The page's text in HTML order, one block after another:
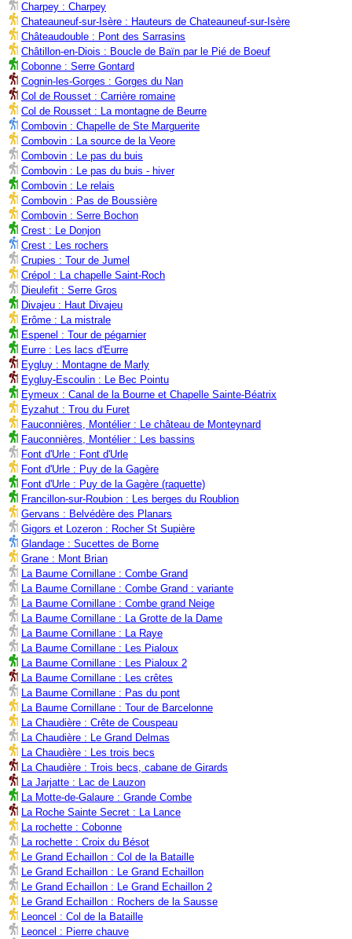
Charpey : Charpey
Chateauneuf-sur-Isère : Hauteurs de Chateauneuf-sur-Isère
Châteaudouble : Pont des Sarrasins
Châtillon-en-Diois : Boucle de Baïn par le Pié de Boeuf
Cobonne : Serre Gontard
Cognin-les-Gorges : Gorges du Nan
Col de Rousset : Carrière romaine
Col de Rousset : La montagne de Beurre
Combovin : Chapelle de Ste Marguerite
Combovin : La source de la Veore
Combovin : Le pas du buis
Combovin : Le pas du buis - hiver
Combovin : Le relais
Combovin : Pas de Boussière
Combovin : Serre Bochon
Crest : Le Donjon
Crest : Les rochers
Crupies : Tour de Jumel
Crépol : La chapelle Saint-Roch
Dieulefit : Serre Gros
Divajeu : Haut Divajeu
Erôme : La mistrale
Espenel : Tour de pégarnier
Eurre : Les lacs d'Eurre
Eygluy : Montagne de Marly
Eygluy-Escoulin : Le Bec Pointu
Eymeux : Canal de la Bourne et Chapelle Sainte-Béatrix
Eyzahut : Trou du Furet
Fauconnières, Montélier : Le château de Monteynard
Fauconnières, Montélier : Les bassins
Font d'Urle : Font d'Urle
Font d'Urle : Puy de la Gagère
Font d'Urle : Puy de la Gagère (raquette)
Francillon-sur-Roubion : Les berges du Roublion
Gervans : Belvédère des Planars
Gigors et Lozeron : Rocher St Supière
Glandage : Sucettes de Borne
Grane : Mont Brian
La Baume Cornillane : Combe Grand
La Baume Cornillane : Combe Grand : variante
La Baume Cornillane : Combe grand Neige
La Baume Cornillane : La Grotte de la Dame
La Baume Cornillane : La Raye
La Baume Cornillane : Les Pialoux
La Baume Cornillane : Les Pialoux 2
La Baume Cornillane : Les crêtes
La Baume Cornillane : Pas du pont
La Baume Cornillane : Tour de Barcelonne
La Chaudière : Crête de Couspeau
La Chaudière : Le Grand Delmas
La Chaudière : Les trois becs
La Chaudière : Trois becs, cabane de Girards
La Jarjatte : Lac de Lauzon
La Motte-de-Galaure : Grande Combe
La Roche Sainte Secret : La Lance
La rochette : Cobonne
La rochette : Croix du Bésot
Le Grand Echaillon : Col de la Bataille
Le Grand Echaillon : Le Grand Echaillon
Le Grand Echaillon : Le Grand Echaillon 2
Le Grand Echaillon : Rochers de la Sausse
Leoncel : Col de la Bataille
Leoncel : Pierre chauve